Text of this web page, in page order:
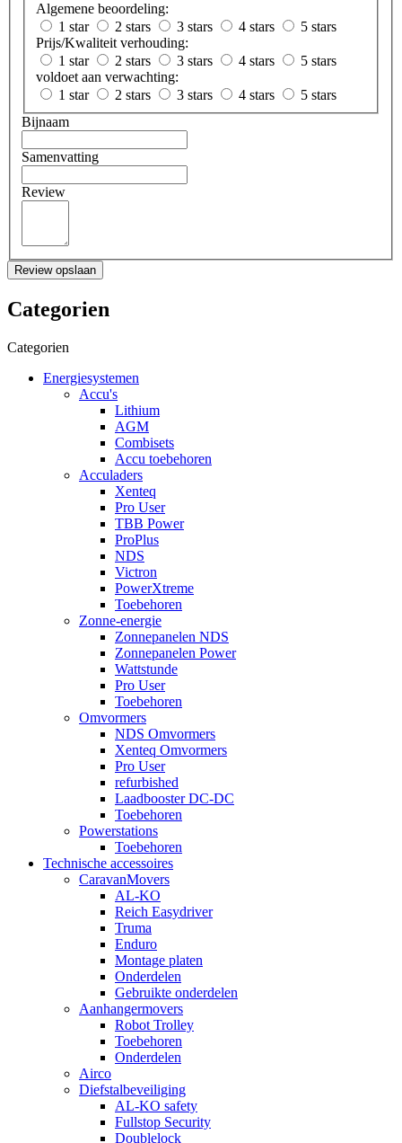
Algemene beoordeling:
1 star
2 stars 3 stars 4 stars
5 stars
Prijs/Kwaliteit verhouding:
1 star
2 stars 3 stars 4 stars
5 stars
voldoet aan verwachting:
1 star
2 stars 3 stars 4 stars
5 stars
Bijnaam
Samenvatting
Review
Review opslaan
Categorien
Categorien
Energiesystemen
Accu's
Lithium
AGM
Combisets
Accu toebehoren
Acculaders
Xenteq
Pro User
TBB Power
ProPlus
NDS
Victron
PowerXtreme
Toebehoren
Zonne-energie
Zonnepanelen NDS
Zonnepanelen Power
Wattstunde
Pro User
Toebehoren
Omvormers
NDS Omvormers
Xenteq Omvormers
Pro User
refurbished
Laadbooster DC-DC
Toebehoren
Powerstations
Toebehoren
Technische accessoires
CaravanMovers
AL-KO
Reich Easydriver
Truma
Enduro
Montage platen
Onderdelen
Gebruikte onderdelen
Aanhangermovers
Robot Trolley
Toebehoren
Onderdelen
Airco
Diefstalbeveiliging
AL-KO safety
Fullstop Security
Doublelock